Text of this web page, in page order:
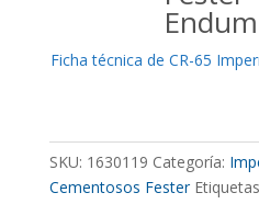
Ficha técnica de CR-65
SKU: 1630119 Categoría:
Cementosos Fester